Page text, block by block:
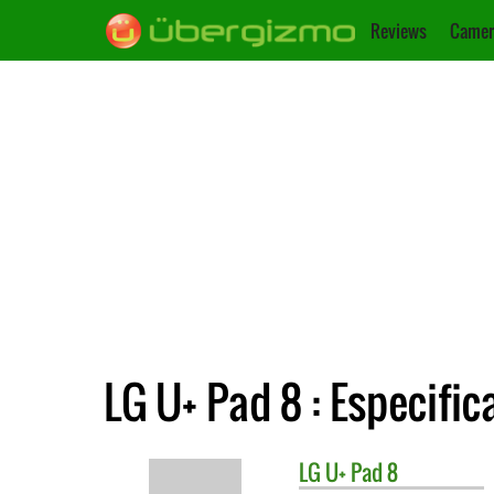
Reviews
LG U+ Pad 8 :
LG U+ Pad 8